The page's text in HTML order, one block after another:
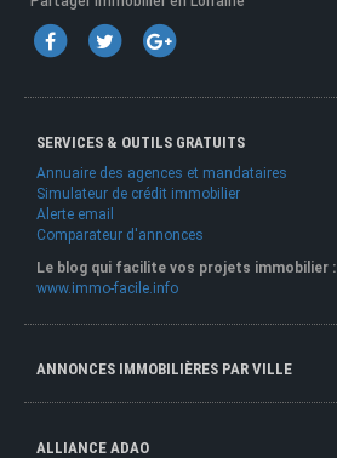
SERVICES & OUTILS GRATUITS
Annuaire des agences et mandataires
Simulateur de crédit immobilier
Alerte email
Comparateur d'annonces
Le blog qui facilite vos projets immobilier :
www.immo-facile.info
ANNONCES IMMOBILIÈRES PAR VILLE
ALLIANCE ADAO